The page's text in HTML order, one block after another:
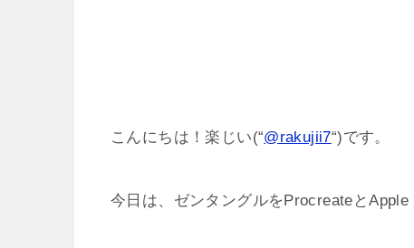
こんにちは！楽じい(“@rakujii7“)です。
今日は、ゼンタングルをProcreateとApple